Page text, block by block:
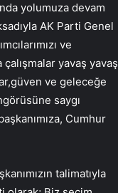
yolumuza devam
AK Parti Genel
ve
yavaş yavaş
ve geleceğe
saygı
Cumhur
talimatıyla